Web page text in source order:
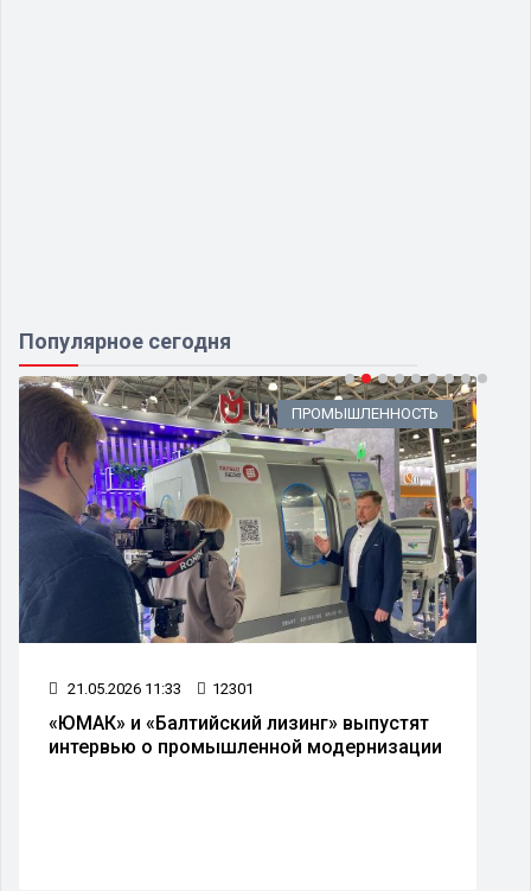
Популярное сегодня
ПРОМЫШЛЕННОСТЬ
21.05.2026 11:33 12301
«ЮМАК» и «Балтийский лизинг» выпустят
интервью о промышленной модернизации